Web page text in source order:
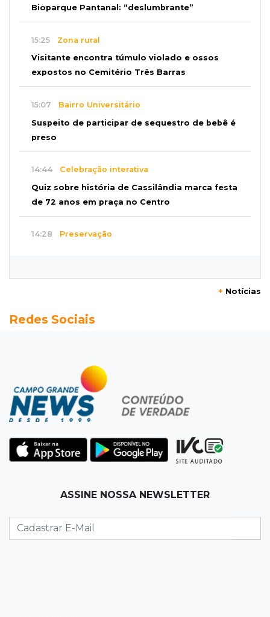
Bioparque Pantanal: “deslumbrante”
15:25 Zona rural
Visitante encontra túmulo violado e ossos
expostos no Cemitério Três Barras
15:07 Bairro Universitário
Suspeito de participar de sequestro de bebê é
preso
14:44 Celebração interativa
Quiz sobre história de Cassilândia marca festa
de 72 anos em praça no Centro
14:28 Preservação
Pantaneiro que salvou fazenda com diques
Operação Lívia
Discord é investigado por falha na proteção
de menores após morte de adolescente
MS chega a 25 cachaças registradas e amplia
número de produtores em 67%
Fraude eletrônica
três transferências misteriosas
+ Notícias
Redes Sociais
ASSINE NOSSA NEWSLETTER